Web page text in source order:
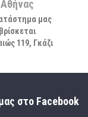
Αθήνας
μας
βρίσκεται
119, Γκάζι
στο Facebook